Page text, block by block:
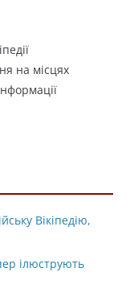
на місцях
Вікіпедію,
ілюструють